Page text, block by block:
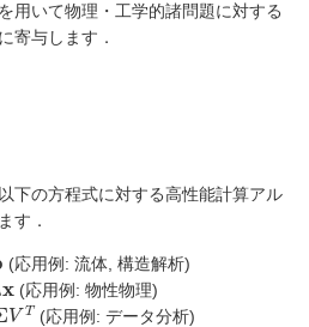
用いて物理・工学的諸問題に対する
寄与します．
下の方程式に対する高性能計算アル
す．
(応用例: 流体, 構造解析)
(応用例: 物性物理)
T (応用例: データ分析)